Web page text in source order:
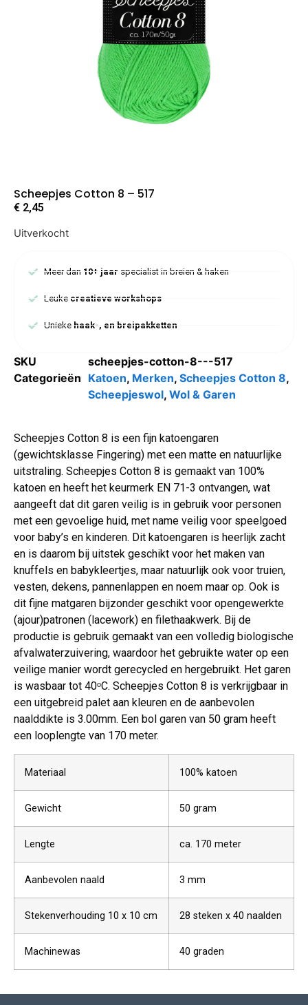
Scheepjes Cotton 8 – 517
€ 2,45
Uitverkocht
Meer dan 10+ jaar specialist in breien & haken
Leuke creatieve workshops
Uniekehaak-, en breipakketten
SKU
scheepjes-cotton-8---517
Categorieën Katoen, Merken, Scheepjes Cotton 8,
Scheepjeswol, Wol & Garen
Scheepjes Cotton 8 is een fijn katoengaren
(gewichtsklasse Fingering) met een matte en natuurlijke
uitstraling. Scheepjes Cotton 8 is gemaakt van 100%
katoen en heeft het keurmerk EN 71-3 ontvangen, wat
aangeeft dat dit garen veilig is in gebruik voor personen
met een gevoelige huid, met name veilig voor speelgoed
voor baby’s en kinderen. Dit katoengaren is heerlijk zacht
en is daarom bij uitstek geschikt voor het maken van
knuffels en babykleertjes, maar natuurlijk ook voor truien,
vesten, dekens, pannenlappen en noem maar op. Ook is
dit fijne matgaren bijzonder geschikt voor opengewerkte
(ajour)patronen (lacework) en filethaakwerk. Bij de
productie is gebruik gemaakt van een volledig biologische
afvalwaterzuivering, waardoor het gebruikte water op een
veilige manier wordt gerecycled en hergebruikt. Het garen
is wasbaar tot 40ᵒC. Scheepjes Cotton 8 is verkrijgbaar in
een uitgebreid palet aan kleuren en de aanbevolen
naalddikte is 3.00mm. Een bol garen van 50 gram heeft
een looplengte van 170 meter.
Materiaal 100% katoen
Gewicht 50 gram
Lengte ca. 170 meter
Aanbevolen naald 3 mm
Stekenverhouding 10 x 10 cm 28 steken x 40 naalden
Machinewas 40 graden